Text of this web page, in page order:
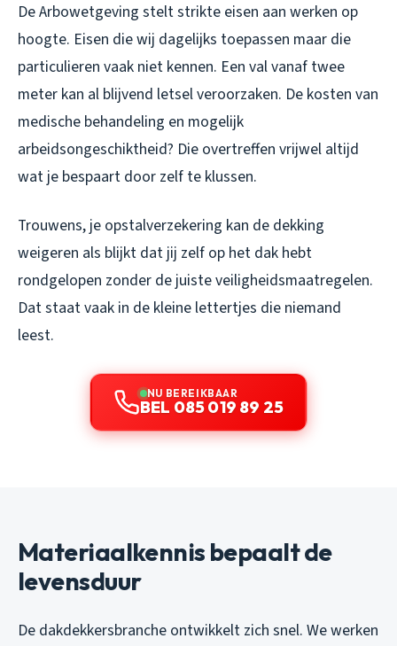
De Arbowetgeving stelt strikte eisen aan werken op
hoogte. Eisen die wij dagelijks toepassen maar die
particulieren vaak niet kennen. Een val vanaf twee
meter kan al blijvend letsel veroorzaken. De kosten van
medische behandeling en mogelijk
arbeidsongeschiktheid? Die overtreffen vrijwel altijd
wat je bespaart door zelf te klussen.
Trouwens, je opstalverzekering kan de dekking
weigeren als blijkt dat jij zelf op het dak hebt
rondgelopen zonder de juiste veiligheidsmaatregelen.
Dat staat vaak in de kleine lettertjes die niemand
leest.
NU BEREIKBAAR
BEL 085 019 89 25
Materiaalkennis bepaalt de
levensduur
De dakdekkersbranche ontwikkelt zich snel. We werken